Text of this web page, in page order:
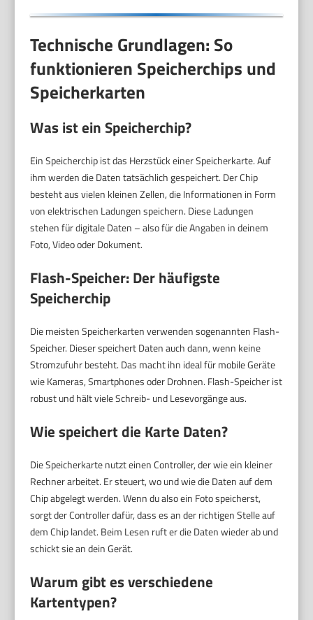
Technische Grundlagen: So
funktionieren Speicherchips und
Speicherkarten
Was ist ein Speicherchip?
Ein Speicherchip ist das Herzstück einer Speicherkarte. Auf
ihm werden die Daten tatsächlich gespeichert. Der Chip
besteht aus vielen kleinen Zellen, die Informationen in Form
von elektrischen Ladungen speichern. Diese Ladungen
stehen für digitale Daten – also für die Angaben in deinem
Foto, Video oder Dokument.
Flash-Speicher: Der häufigste
Speicherchip
Die meisten Speicherkarten verwenden sogenannten Flash-
Speicher. Dieser speichert Daten auch dann, wenn keine
Stromzufuhr besteht. Das macht ihn ideal für mobile Geräte
wie Kameras, Smartphones oder Drohnen. Flash-Speicher ist
robust und hält viele Schreib- und Lesevorgänge aus.
Wie speichert die Karte Daten?
Die Speicherkarte nutzt einen Controller, der wie ein kleiner
Rechner arbeitet. Er steuert, wo und wie die Daten auf dem
Chip abgelegt werden. Wenn du also ein Foto speicherst,
sorgt der Controller dafür, dass es an der richtigen Stelle auf
dem Chip landet. Beim Lesen ruft er die Daten wieder ab und
schickt sie an dein Gerät.
Warum gibt es verschiedene
Kartentypen?